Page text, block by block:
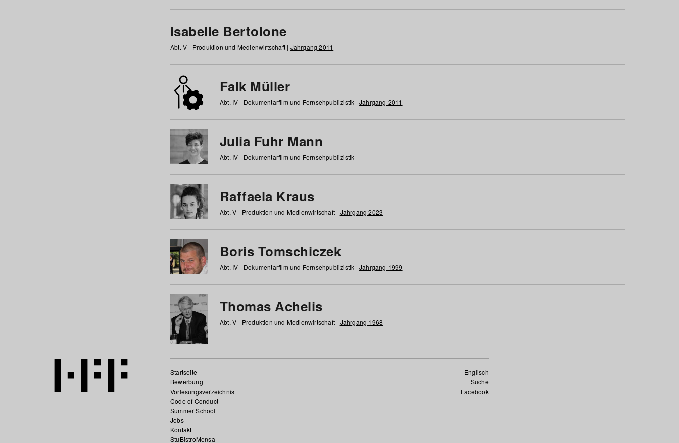
Isabelle Bertolone
Abt. V - Produktion und Medienwirtschaft | Jahrgang 2011
Falk Müller
Abt. IV - Dokumentarfilm und Fernsehpublizistik | Jahrgang 2011
Julia Fuhr Mann
Abt. IV - Dokumentarfilm und Fernsehpublizistik
Raffaela Kraus
Abt. V - Produktion und Medienwirtschaft | Jahrgang 2023
Boris Tomschiczek
Abt. IV - Dokumentarfilm und Fernsehpublizistik | Jahrgang 1999
Thomas Achelis
Abt. V - Produktion und Medienwirtschaft | Jahrgang 1968
Englisch
Suche
Facebook
Startseite
Bewerbung
Vorlesungsverzeichnis
Code of Conduct
Summer School
Jobs
Kontakt
StuBistroMensa